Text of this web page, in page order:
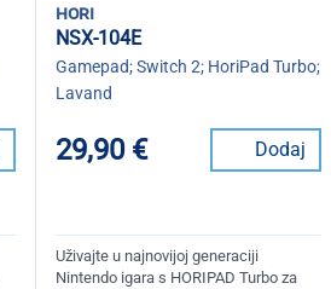
hori
NSX-104E
Gamepad; Switch 2; HoriPad Turbo;
Lavand
29,90 € Dodaj
Uživajte u najnovijoj generaciji
Nintendo igara s HORIPAD Turbo za